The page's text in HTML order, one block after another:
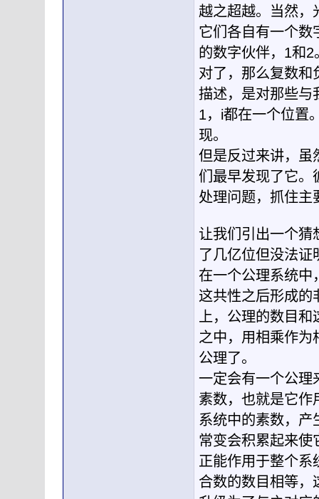
越之超越。当然，
它们各自有一个数
的数字伙伴，1和2
对了，那么复数和
描述，是对那些与
1，i都在一个位置
现。
但是反过来讲，虽
们最早发现了它。
处理问题，抓住主
让我们引出一个猜
了几亿位但没法证
在一个公理系统中
这共性之后形成的
上，公理的数目
之中，用相乘作为
公理了。
一定会有一个公理
素数，也就是它作
系统中的素数，产
常变会积累起来使
正能作用于整个系
合数的数目相等，